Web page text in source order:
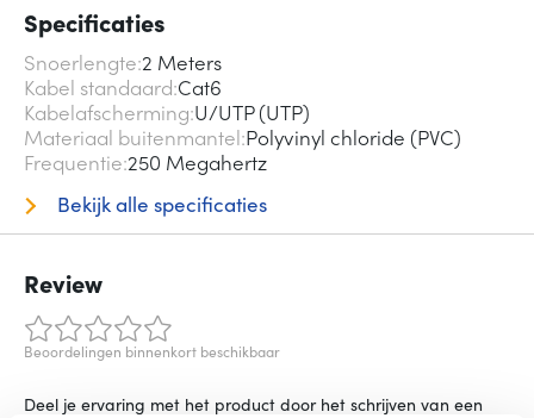
Specificaties
Snoerlengte 2 Meters
Kabel standaard Cat6
Kabelafscherming U/UTP (UTP)
Materiaal buitenmantel Polyvinyl chloride (PVC)
Frequentie 250 Megahertz
Bekijk alle specificaties
Review
Beoordelingen binnenkort beschikbaar
Deel je ervaring met het product door het schrijven van een